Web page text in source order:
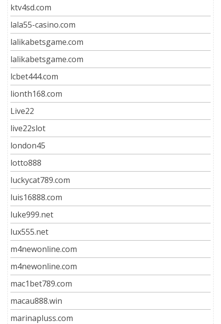
ktv4sd.com
lala55-casino.com
lalikabetsgame.com
lalikabetsgame.com
lcbet444.com
lionth168.com
Live22
live22slot
london45
lotto888
luckycat789.com
luis16888.com
luke999.net
lux555.net
m4newonline.com
m4newonline.com
mac1bet789.com
macau888.win
marinapluss.com